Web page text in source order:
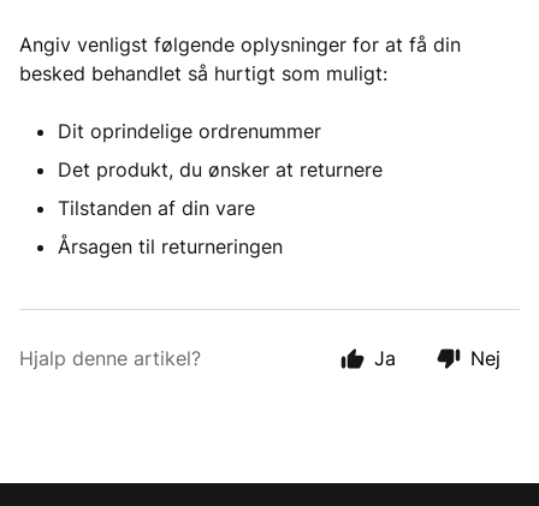
Angiv venligst følgende oplysninger for at få din
besked behandlet så hurtigt som muligt:
Dit oprindelige ordrenummer
Det produkt, du ønsker at returnere
Tilstanden af din vare
Årsagen til returneringen
Hjalp denne artikel? Ja Nej